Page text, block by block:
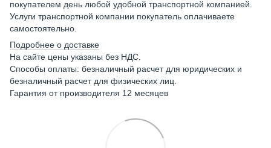
покупателем день любой удобной транспортной компанией.
Услуги транспортной компании покупатель оплачиваете
самостоятельно.
Подробнее о доставке
На сайте цены указаны без НДС.
Способы оплаты: безналичный расчет для юридических и
безналичный расчет для физических лиц.
Гарантия от производителя 12 месяцев